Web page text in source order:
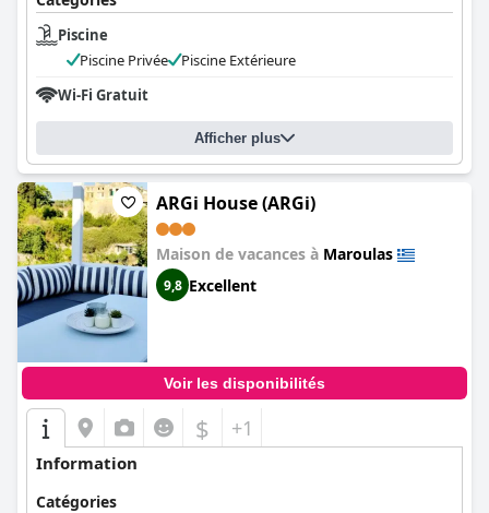
Piscine
Piscine Privée
Piscine Extérieure
Wi-Fi Gratuit
Afficher plus
ARGi House (ARGi)
Maison de vacances à Maroulas
9,8 Excellent
Voir les disponibilités
$ +1
Information
Catégories